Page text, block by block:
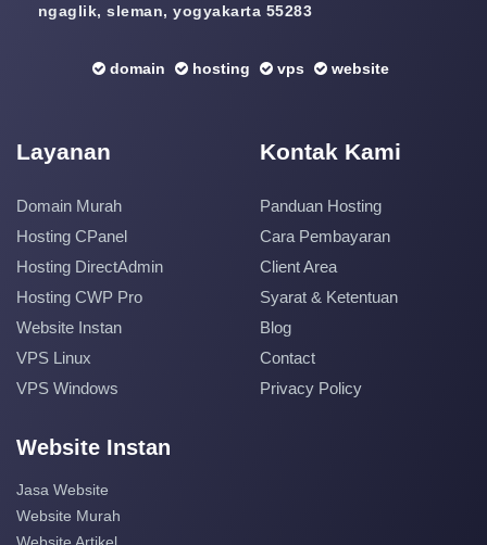
ngaglik, sleman, yogyakarta 55283
domain hosting vps website
Layanan
Domain Murah
Hosting CPanel
Hosting DirectAdmin
Hosting CWP Pro
Website Instan
VPS Linux
VPS Windows
Kontak Kami
Panduan Hosting
Cara Pembayaran
Client Area
Syarat & Ketentuan
Blog
Contact
Privacy Policy
Website Instan
Jasa Website
Website Murah
Website Artikel